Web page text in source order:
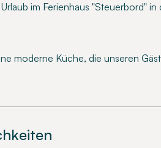
im Ferienhaus "Steuerbord"
moderne Küche, die unseren